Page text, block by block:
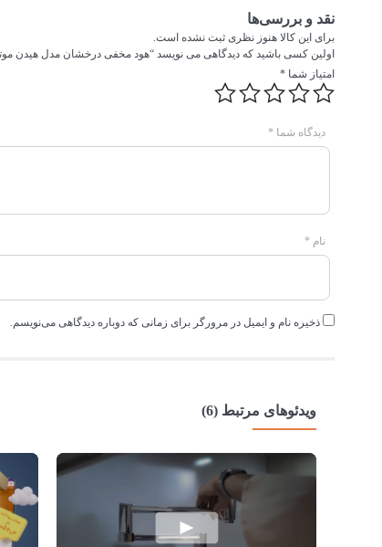
نقد و بررسی‌ها
برای این کالا هنوز نظری ثبت نشده است.
اولین کسی باشید که دیدگاهی می نویسد “هود مخفی درخشان مدل هیدن
امتیاز شما *
دیدگاه شما *
نام *
ذخیره نام و ایمیل در مرورگر برای زمانی که دوباره دیدگاهی می‌نویسم.
ویدئوهای مرتبط (6)